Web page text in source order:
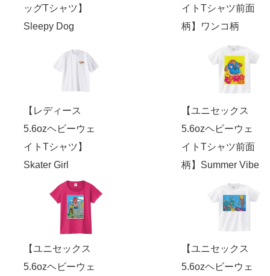
ッグTシャツ】
Sleepy Dog
イトTシャツ前面
柄】ワンコ柄
【レディース
5.6ozヘビーウェ
イトTシャツ】
Skater Girl
【ユニセックス
5.6ozヘビーウェ
イトTシャツ前面
柄】Summer Vibe
【ユニセックス
5.6ozヘビーウェ
【ユニセックス
5.6ozヘビーウェ